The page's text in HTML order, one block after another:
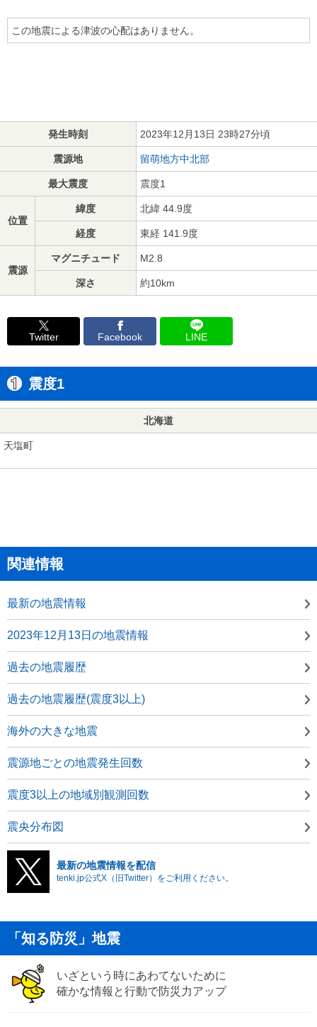
この地震による津波の心配はありません。
発生時刻 2023年12月13日 23時27分頃
震源地 留萌地方中北部
最大震度 震度1
位置
緯度 北緯 44.9度
経度 東経 141.9度
震源
マグニチュード M2.8
深さ 約10km
Twitter Facebook LINE
震度1
北海道
天塩町
関連情報
最新の地震情報
2023年12月13日の地震情報
過去の地震履歴
過去の地震履歴(震度3以上)
海外の大きな地震
震源地ごとの地震発生回数
震度3以上の地域別観測回数
震央分布図
最新の地震情報を配信
tenki.jp公式X（旧Twitter）をご利用ください。
「知る防災」地震
いざという時にあわてないために
確かな情報と行動で防災力アップ